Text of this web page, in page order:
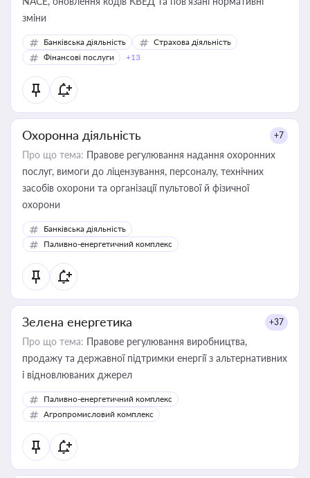
зміни
Банківська діяльність
Страхова діяльність
Фінансові послуги
+13
Охоронна діяльність +7
Про що тема: Правове регулювання надання охоронних
послуг, вимоги до ліцензування, персоналу, технічних
засобів охорони та організації пультової й фізичної
охорони
Банківська діяльність
Паливно-енергетичний комплекс
Зелена енергетика +37
Про що тема: Правове регулювання виробництва,
продажу та державної підтримки енергії з альтернативних
і відновлюваних джерел
Паливно-енергетичний комплекс
Агропромисловий комплекс